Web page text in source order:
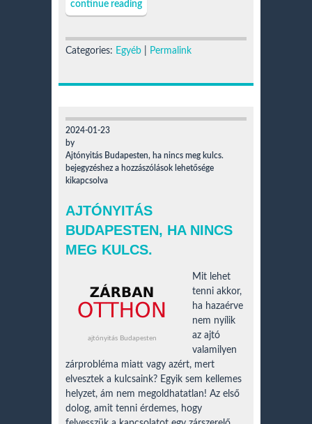
continue reading
Categories: Egyéb Permalink
2024-01-23
by
Ajtónyitás Budapesten, ha nincs meg kulcs.
bejegyzéshez a hozzászólások lehetősége
kikapcsolva
AJTÓNYITÁS
BUDAPESTEN, HA NINCS
MEG KULCS.
ajtónyitás Budapesten
Mit lehet
tenni akkor,
ha hazaérve
nem nyílik
az ajtó
valamilyen
zárprobléma miatt vagy azért, mert
elvesztek a kulcsaink? Egyik sem kellemes
helyzet, ám nem megoldhatatlan! Az első
dolog, amit tenni érdemes, hogy